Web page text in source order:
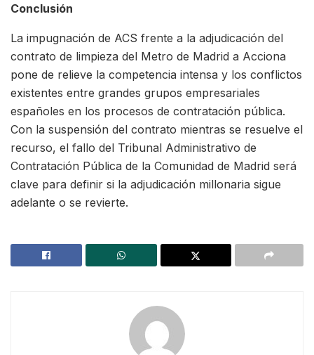
Conclusión
La impugnación de ACS frente a la adjudicación del
contrato de limpieza del Metro de Madrid a Acciona
pone de relieve la competencia intensa y los conflictos
existentes entre grandes grupos empresariales
españoles en los procesos de contratación pública.
Con la suspensión del contrato mientras se resuelve el
recurso, el fallo del Tribunal Administrativo de
Contratación Pública de la Comunidad de Madrid será
clave para definir si la adjudicación millonaria sigue
adelante o se revierte.